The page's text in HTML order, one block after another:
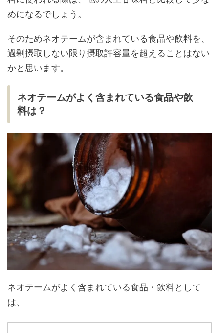
めになるでしょう。
そのためネオテームが含まれている食品や飲料を、
過剰摂取しない限り摂取許容量を超えることはない
かと思います。
ネオテームがよく含まれている食品や飲
料は？
ネオテームがよく含まれている食品・飲料として
は、